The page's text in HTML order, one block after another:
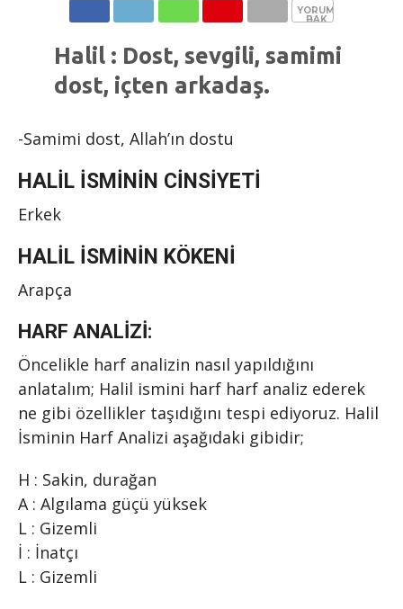
YORUMLARA
BAK
Halil : Dost, sevgili, samimi
dost, içten arkadaş.
-Samimi dost, Allah’ın dostu
HALIL İSMININ CINSIYETI
Erkek
HALIL İSMININ KÖKENI
Arapça
HARF ANALIZI:
Öncelikle harf analizin nasıl yapıldığını
anlatalım; Halil ismini harf harf analiz ederek
ne gibi özellikler taşıdığını tespi ediyoruz. Halil
İsminin Harf Analizi aşağıdaki gibidir;
H : Sakin, durağan
A : Algılama güçü yüksek
L : Gizemli
İ : İnatçı
L : Gizemli